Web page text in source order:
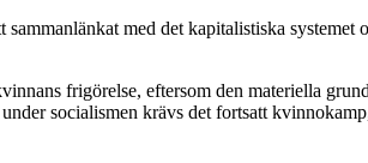
sammanlänkat med det kapitalistiska
frigörelse, eftersom den materiella
socialismen krävs det fortsatt